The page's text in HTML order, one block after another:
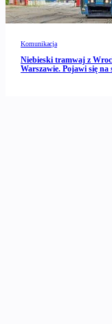
Komunikacja
Niebieski tramwaj z
Warszawie. Pojawi się